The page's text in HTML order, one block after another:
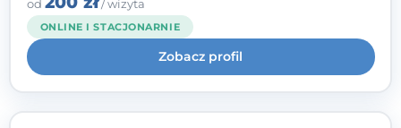
kieruję się empatią, etyką zawodową i
uważnością na potrzeby klienta.
od / wizyta
ONLINE I STACJONARNIE
Zobacz profil